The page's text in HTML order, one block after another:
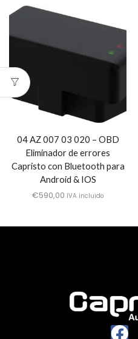
04 AZ 007 03 020 – OBD
Eliminador de errores
Capristo con Bluetooth para
Android & IOS
€590,00 IVA incluido